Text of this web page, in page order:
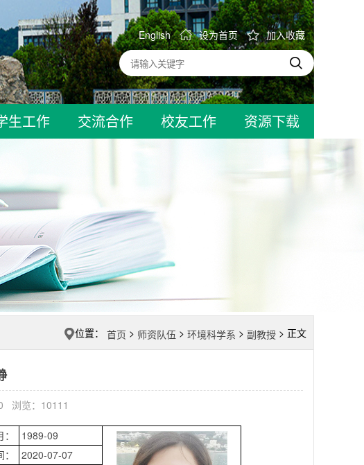
English 设为首页 加入收藏
生工作 交流合作 校友工作 资源下载
位置： 首页 > 师资队伍 > 环境科学系 > 副教授 > 正文
浏览： 10111
1989-09
2020-07-07